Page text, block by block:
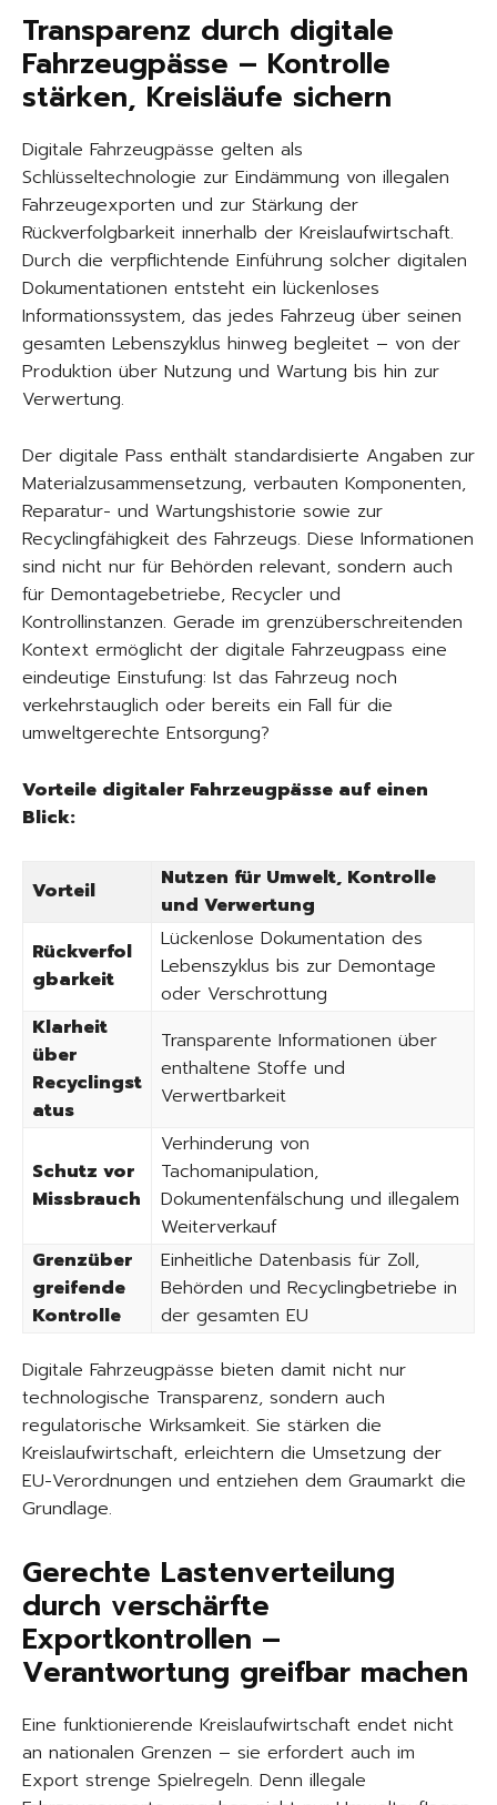
Transparenz durch digitale
Fahrzeugpässe – Kontrolle
stärken, Kreisläufe sichern
Digitale Fahrzeugpässe gelten als
Schlüsseltechnologie zur Eindämmung von illegalen
Fahrzeugexporten und zur Stärkung der
Rückverfolgbarkeit innerhalb der Kreislaufwirtschaft.
Durch die verpflichtende Einführung solcher digitalen
Dokumentationen entsteht ein lückenloses
Informationssystem, das jedes Fahrzeug über seinen
gesamten Lebenszyklus hinweg begleitet – von der
Produktion über Nutzung und Wartung bis hin zur
Verwertung.
Der digitale Pass enthält standardisierte Angaben zur
Materialzusammensetzung, verbauten Komponenten,
Reparatur- und Wartungshistorie sowie zur
Recyclingfähigkeit des Fahrzeugs. Diese Informationen
sind nicht nur für Behörden relevant, sondern auch
für Demontagebetriebe, Recycler und
Kontrollinstanzen. Gerade im grenzüberschreitenden
Kontext ermöglicht der digitale Fahrzeugpass eine
eindeutige Einstufung: Ist das Fahrzeug noch
verkehrstauglich oder bereits ein Fall für die
umweltgerechte Entsorgung?
Vorteile digitaler Fahrzeugpässe auf einen
Blick:
Vorteil
Nutzen für Umwelt, Kontrolle
und Verwertung
Rückverfol
gbarkeit
Lückenlose Dokumentation des
Lebenszyklus bis zur Demontage
oder Verschrottung
Klarheit
über
Recyclingst
atus
Transparente Informationen über
enthaltene Stoffe und
Verwertbarkeit
Schutz vor
Missbrauch
Verhinderung von
Tachomanipulation,
Dokumentenfälschung und illegalem
Weiterverkauf
Grenzüber
greifende
Kontrolle
Einheitliche Datenbasis für Zoll,
Behörden und Recyclingbetriebe in
der gesamten EU
Digitale Fahrzeugpässe bieten damit nicht nur
technologische Transparenz, sondern auch
regulatorische Wirksamkeit. Sie stärken die
Kreislaufwirtschaft, erleichtern die Umsetzung der
EU-Verordnungen und entziehen dem Graumarkt die
Grundlage.
Gerechte Lastenverteilung
durch verschärfte
Exportkontrollen –
Verantwortung greifbar machen
Eine funktionierende Kreislaufwirtschaft endet nicht
an nationalen Grenzen – sie erfordert auch im
Export strenge Spielregeln. Denn illegale